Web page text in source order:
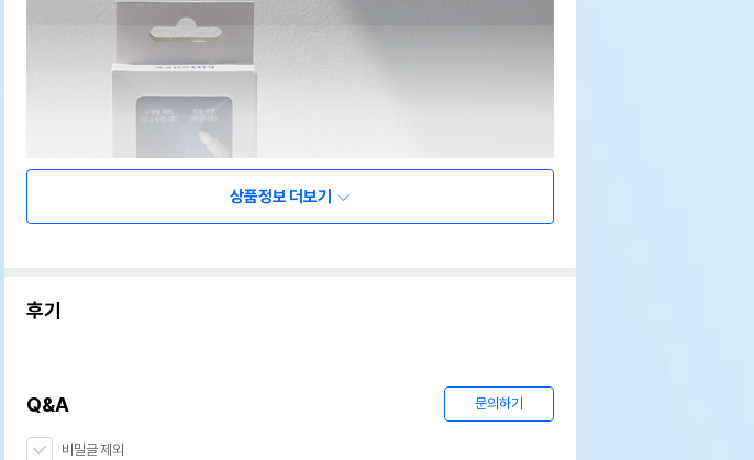
상품정보 더보기
후기
Q&A 문의하기
비밀글 제외